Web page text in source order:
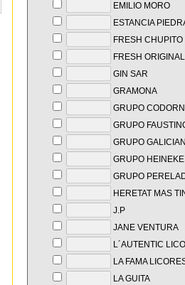
EMILIO MORO
ESTANCIA
FRESH CHUPITO
FRESH ORIGINAL
GIN SAR
GRAMONA
GRUPO
GRUPO
GRUPO
GRUPO
GRUPO
HERETAT MAS
J.P
JANE VENTURA
L´AUTENTIC
LA FAMA
LA GUITA